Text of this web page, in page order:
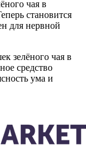
чая в
становится
для нервной
зелёного чая в
средство
ума и